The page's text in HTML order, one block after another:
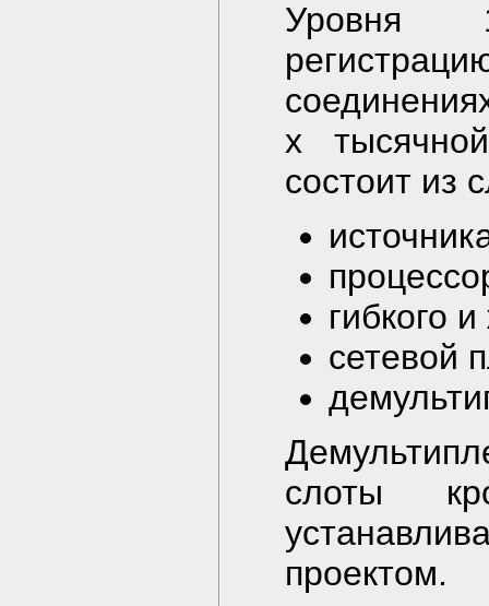
Уровня
х
состоит из
гибкого
сетевой
слоты
проектом.